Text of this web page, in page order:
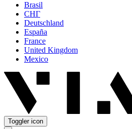
Brasil
СНГ
Deutschland
España
France
United Kingdom
Mexico
Toggler icon